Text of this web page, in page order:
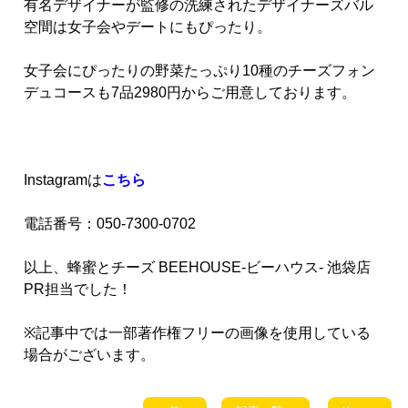
有名デザイナーが監修の洗練されたデザイナーズバル
空間は女子会やデートにもぴったり。
女子会にぴったりの野菜たっぷり10種のチーズフォン
デュコースも7品2980円からご用意しております。
Instagramはこちら
電話番号：050-7300-0702
以上、蜂蜜とチーズ BEEHOUSE-ビーハウス- 池袋店
PR担当でした！
※記事中では一部著作権フリーの画像を使用している
場合がございます。